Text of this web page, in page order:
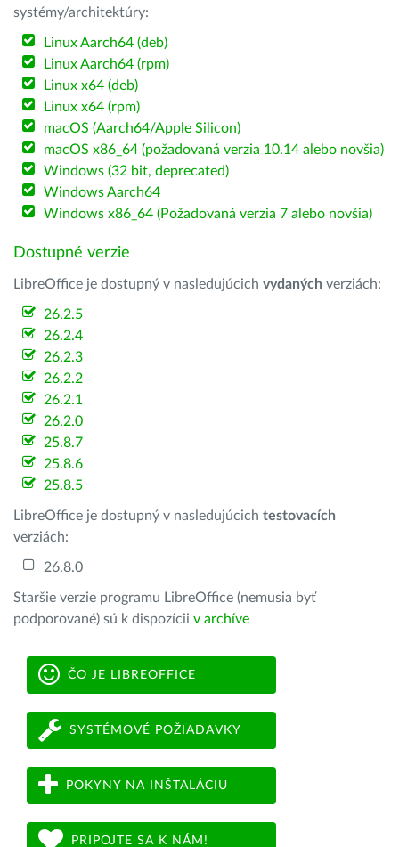
systémy/architektúry:
Linux Aarch64 (deb)
Linux Aarch64 (rpm)
Linux x64 (deb)
Linux x64 (rpm)
macOS (Aarch64/Apple Silicon)
macOS x86_64 (požadovaná verzia 10.14 alebo novšia)
Windows (32 bit, deprecated)
Windows Aarch64
Windows x86_64 (Požadovaná verzia 7 alebo novšia)
Dostupné verzie
LibreOffice je dostupný v nasledujúcich vydaných verziách:
26.2.5
26.2.4
26.2.3
26.2.2
26.2.1
26.2.0
25.8.7
25.8.6
25.8.5
LibreOffice je dostupný v nasledujúcich testovacích
verziách:
26.8.0
Staršie verzie programu LibreOffice (nemusia byť
podporované) sú k dispozícii v archíve
ČO JE LIBREOFFICE
SYSTÉMOVÉ POŽIADAVKY
POKYNY NA INŠTALÁCIU
PRIPOJTE SA K NÁM!